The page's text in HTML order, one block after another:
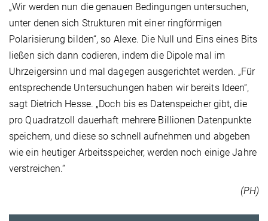
„Wir werden nun die genauen Bedingungen untersuchen,
unter denen sich Strukturen mit einer ringförmigen
Polarisierung bilden“, so Alexe. Die Null und Eins eines Bits
ließen sich dann codieren, indem die Dipole mal im
Uhrzeigersinn und mal dagegen ausgerichtet werden. „Für
entsprechende Untersuchungen haben wir bereits Ideen“,
sagt Dietrich Hesse. „Doch bis es Datenspeicher gibt, die
pro Quadratzoll dauerhaft mehrere Billionen Datenpunkte
speichern, und diese so schnell aufnehmen und abgeben
wie ein heutiger Arbeitsspeicher, werden noch einige Jahre
verstreichen.“
(PH)